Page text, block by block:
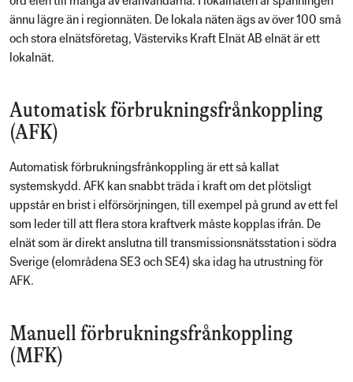
ännu lägre än i regionnäten. De lokala näten ägs av över 100 små
och stora elnätsföretag, Västerviks Kraft Elnät AB elnät är ett
lokalnät.
Automatisk förbrukningsfrånkoppling
(AFK)
Automatisk förbrukningsfrånkoppling är ett så kallat
systemskydd. AFK kan snabbt träda i kraft om det plötsligt
uppstår en brist i elförsörjningen, till exempel på grund av ett fel
som leder till att flera stora kraftverk måste kopplas ifrån. De
elnät som är direkt anslutna till transmissionsnätsstation i södra
Sverige (elområdena SE3 och SE4) ska idag ha utrustning för
AFK.
Manuell förbrukningsfrånkoppling
(MFK)